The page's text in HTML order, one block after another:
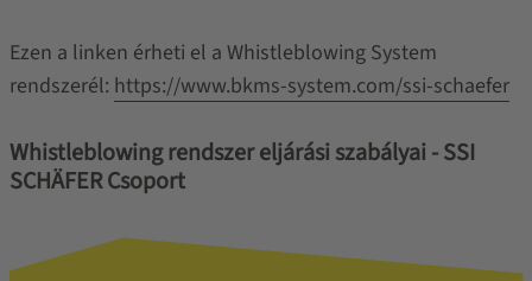
Ezen a linken érheti el a Whistleblowing System
rendszerél: https://www.bkms-system.com/ssi-schaefer
Whistleblowing rendszer eljárási szabályai - SSI
SCHÄFER Csoport